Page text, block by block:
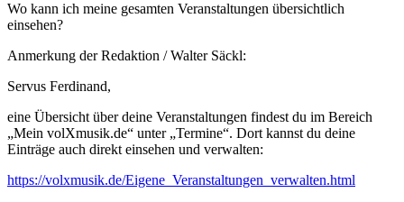
Wo kann ich meine gesamten Veranstaltungen übersichtlich
einsehen?
Anmerkung der Redaktion /Walter Säckl:
Servus Ferdinand,
eine Übersicht über deine Veranstaltungen findest du im Bereich
„Mein volXmusik.de“ unter „Termine“. Dort kannst du deine
Einträge auch direkt einsehen und verwalten:
https://volxmusik.de/Eigene_Veranstaltungen_verwalten.html